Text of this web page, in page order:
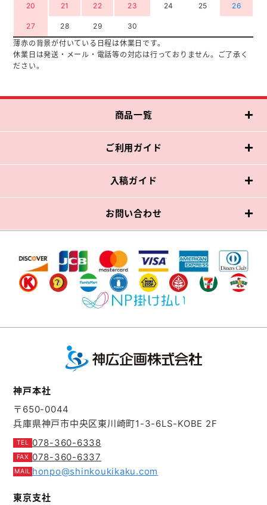
20 21 22 23 24 25 26
27 28 29
30
薄赤の背景が付いている日程は休業日です。
休業日は発送・メール・電話等の対応は行っておりません。ご了承く
ださい。
商品一覧
ご利用ガイド
入稿ガイド
お問い合わせ
神戸本社
〒650-0044
兵庫県神戸市中央区東川崎町1-3-6LS-KOBE 2F
078-360-6338
078-360-6337
honpo@shinkoukikaku.com
東京支社